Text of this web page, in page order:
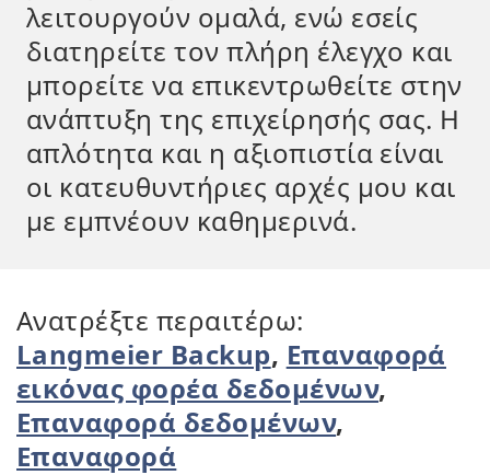
λειτουργούν ομαλά, ενώ εσείς
διατηρείτε τον πλήρη έλεγχο και
μπορείτε να επικεντρωθείτε στην
ανάπτυξη της επιχείρησής σας. Η
απλότητα και η αξιοπιστία είναι
οι κατευθυντήριες αρχές μου και
με εμπνέουν καθημερινά.
Ανατρέξτε περαιτέρω:
Langmeier Backup, Επαναφορά
εικόνας φορέα δεδομένων,
Επαναφορά δεδομένων,
Επαναφορά